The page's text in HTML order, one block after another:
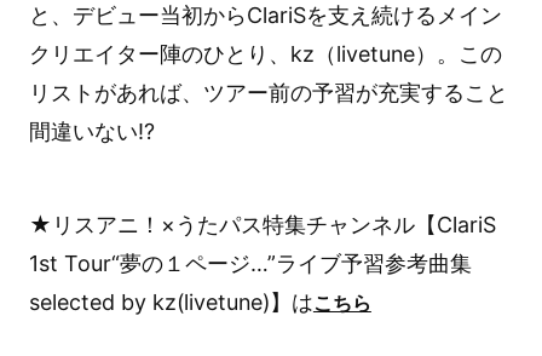
と、デビュー当初からClariSを支え続けるメイン
クリエイター陣のひとり、kz（livetune）。この
リストがあれば、ツアー前の予習が充実すること
間違いない!?
★リスアニ！×うたパス特集チャンネル【ClariS
1st Tour“夢の１ページ…”ライブ予習参考曲集
selected by kz(livetune)】はこちら